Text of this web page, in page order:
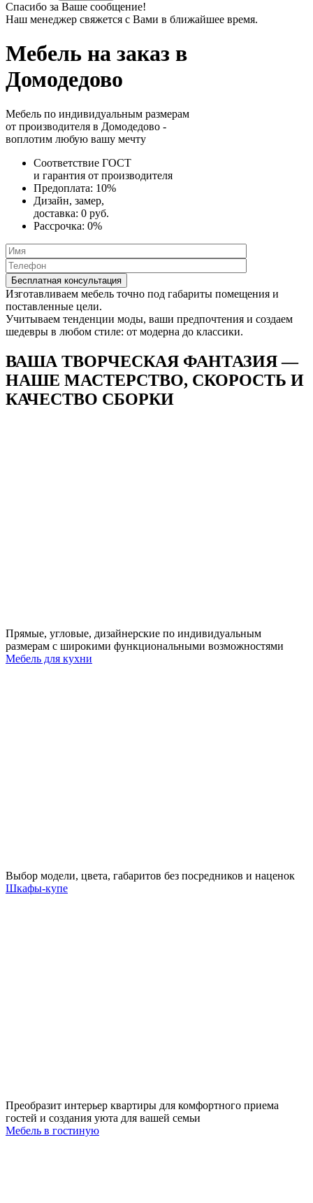
Спасибо за Ваше сообщение!
Наш менеджер свяжется с Вами в ближайшее время.
Мебель на заказ в
Домодедово
Мебель по индивидуальным размерам
от производителя в Домодедово -
воплотим любую вашу мечту
Соответствие ГОСТ
и гарантия от производителя
Предоплата: 10%
Дизайн, замер,
доставка: 0 руб.
Рассрочка: 0%
Изготавливаем мебель точно под габариты помещения и
поставленные цели.
Учитываем тенденции моды, ваши предпочтения и создаем
шедевры в любом стиле: от модерна до классики.
ВАША ТВОРЧЕСКАЯ ФАНТАЗИЯ —
НАШЕ МАСТЕРСТВО, СКОРОСТЬ И
КАЧЕСТВО СБОРКИ
Прямые, угловые, дизайнерские по индивидуальным
размерам с широкими функциональными возможностями
Мебель для кухни
Выбор модели, цвета, габаритов без посредников и наценок
Шкафы-купе
Преобразит интерьер квартиры для комфортного приема
гостей и создания уюта для вашей семьи
Мебель в гостиную